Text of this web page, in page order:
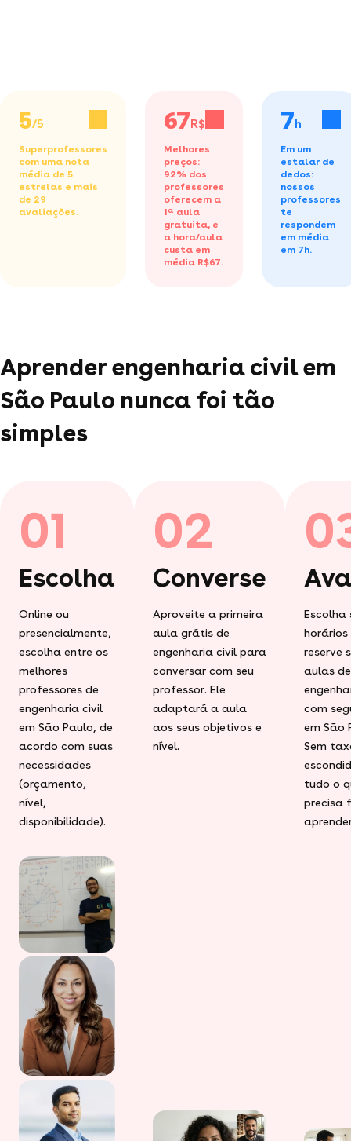
5/5
Superprofessores
com uma nota
média de 5
estrelas e mais
de 29
avaliações.
67R$/h
Melhores
preços:
92% dos
professores
oferecem a
1ª aula
gratuita, e
a hora/aula
custa em
média R$67.
7h
Em um
estalar de
dedos:
nossos
professores
te
respondem
em média
em 7h.
Aprender engenharia civil em
São Paulo nunca foi tão
simples
01
Escolha
Online ou
presencialmente,
escolha entre os
melhores
professores de
engenharia civil
em São Paulo, de
acordo com suas
necessidades
(orçamento,
nível,
disponibilidade).
02
Converse
Aproveite a primeira
aula grátis de
engenharia civil para
conversar com seu
professor. Ele
adaptará a aula
aos seus objetivos e
nível.
Escolha
horários
reserve
aulas de
com
em São
Sem
tudo o
precisa